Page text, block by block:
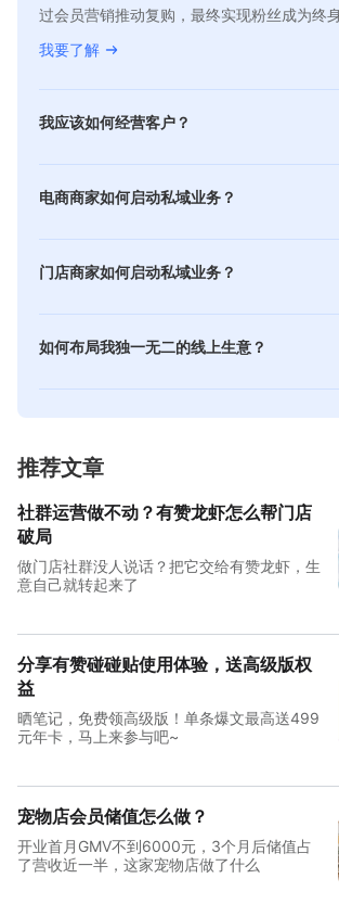
过会员营销推动复购，最终实现粉丝成为终身
我要了解
我应该如何经营客户？
的管理，把客户留下来，持续有效触达和推进
意，甚至愿意推荐给身边的亲朋好友，为你带
户。让你能从这些客户身上获得更多价值，
的客户关系，并培养他们成为你的终身客户。
电商商家如何启动私域业务？
重要客户。尤其当下的电商环境，公域流量红
门店商家如何启动私域业务？
技术手段，对商品的生产、流通与销售过程进
如何布局我独一无二的线上生意？
低的成本更高的效率，满足商家个性化需求
推荐文章
社群运营做不动？有赞龙虾怎么帮门店
破局
做门店社群没人说话？把它交给有赞龙虾，生
意自己就转起来了
分享有赞碰碰贴使用体验，送高级版权
益
晒笔记，免费领高级版！单条爆文最高送499
元年卡，马上来参与吧~
宠物店会员储值怎么做？
开业首月GMV不到6000元，3个月后储值占
了营收近一半，这家宠物店做了什么